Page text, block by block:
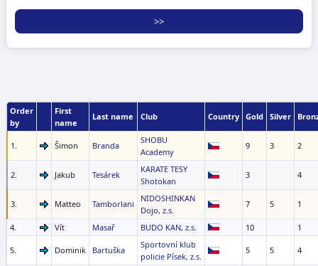
Order
by
First
name
Last name Club Country Gold Silver
1. Šimon Branda
SHOBU
Academy
9 3 2
2. Jakub Tesárek
KARATE TESY
Shotokan
3 4
3. Matteo Tamborlani
NIDOSHINKAN
Dojo, z.s.
7 5 1
4. Vít Masař BUDO KAN, z.s. 10 1
5. Dominik Bartuška
Sportovní klub
policie Písek, z.s.
5 5 4